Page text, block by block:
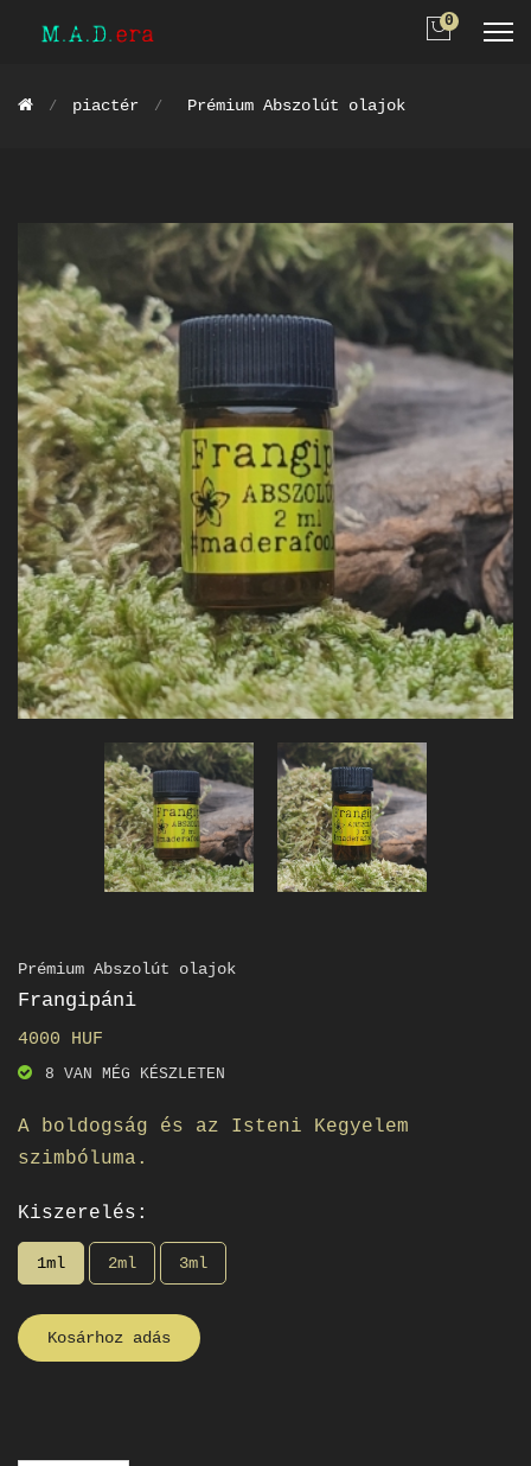
0
piactér Prémium Abszolút olajok
Prémium Abszolút olajok
Frangipáni
4000 HUF
8 VAN MÉG KÉSZLETEN
A boldogság és az Isteni Kegyelem
szimbóluma.
Kiszerelés:
1ml 2ml 3ml
Kosárhoz adás